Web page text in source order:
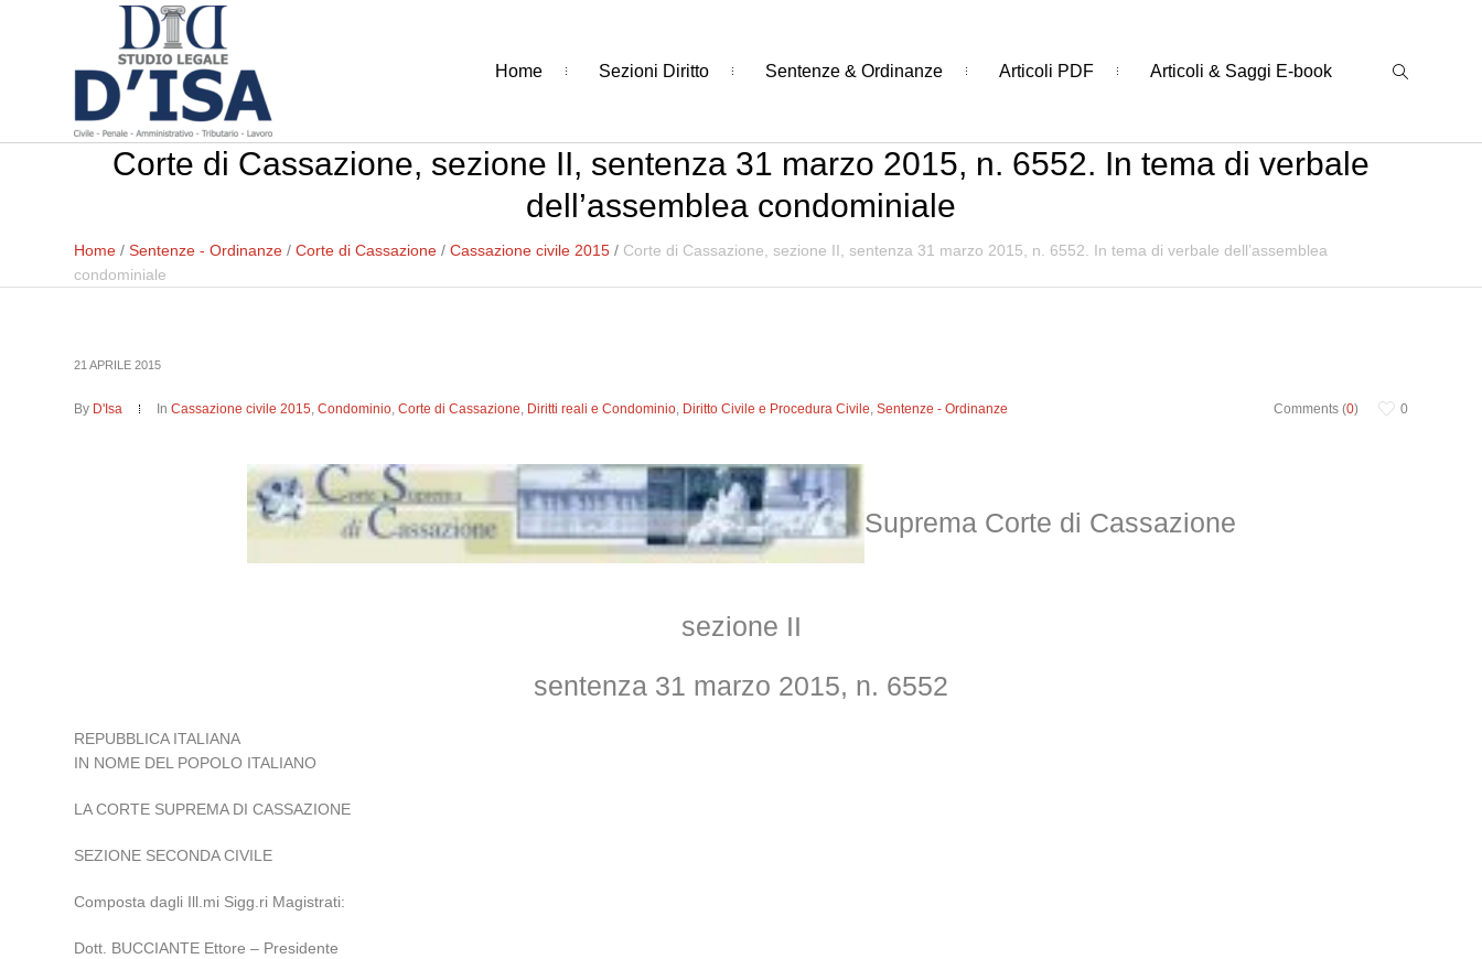
Home Sezioni Diritto Sentenze & Ordinanze Articoli PDF Articoli & Saggi E-book
Corte di Cassazione, sezione II, sentenza 31 marzo 2015, n. 6552. In tema di verbale
dell’assemblea condominiale
Home /Sentenze - Ordinanze /Corte di Cassazione /Cassazione civile 2015 / Corte di Cassazione, sezione II, sentenza 31 marzo 2015, n. 6552. In tema di verbale dell’assemblea
condominiale
21 APRILE 2015
Comments (0) 0
By D'Isa InCassazione civile 2015,Condominio,Corte di Cassazione, Diritti reali e Condominio, Diritto Civile e Procedura Civile,Sentenze - Ordinanze
Suprema Corte di Cassazione
sezione II
sentenza 31 marzo 2015, n. 6552
REPUBBLICA ITALIANA
IN NOME DEL POPOLO ITALIANO
LA CORTE SUPREMA DI CASSAZIONE
SEZIONE SECONDA CIVILE
Composta dagli Ill.mi Sigg.ri Magistrati:
Dott. BUCCIANTE Ettore – Presidente